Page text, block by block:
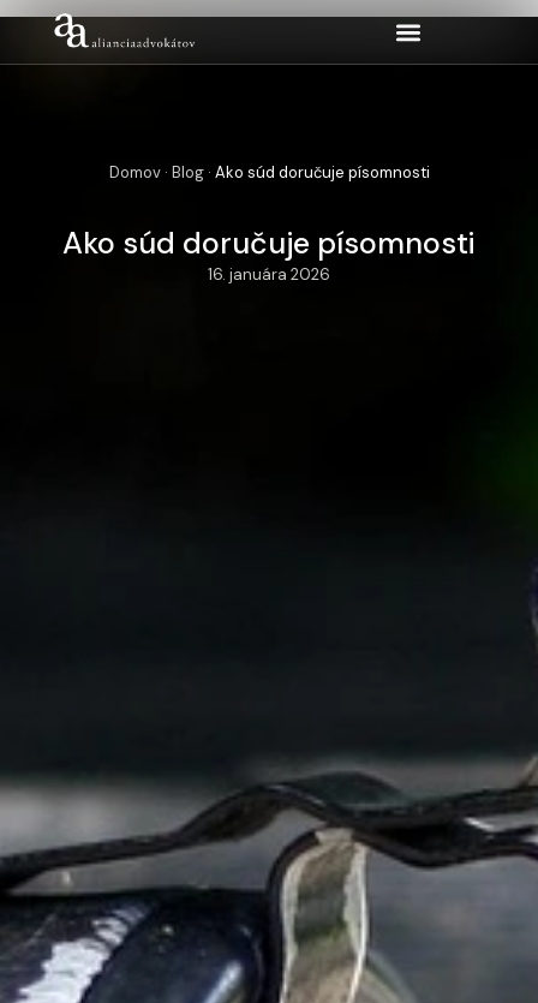
Domov· Blog· Ako súd doručuje písomnosti
Ako súd doručuje písomnosti
16. januára 2026